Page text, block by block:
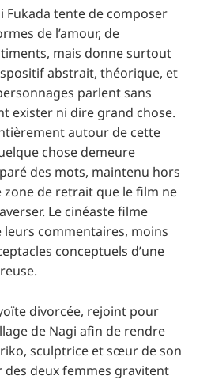
Fukada tente de composer
de l’amour, de
mais donne surtout
abstrait, théorique, et
parlent sans
exister ni dire grand chose.
autour de cette
chose demeure
des mots, maintenu hors
zone de retrait que le film ne
Le cinéaste filme
leurs commentaires, moins
conceptuels d’une
divorcée, rejoint pour
de Nagi afin de rendre
sculptrice et sœur de son
des deux femmes gravitent